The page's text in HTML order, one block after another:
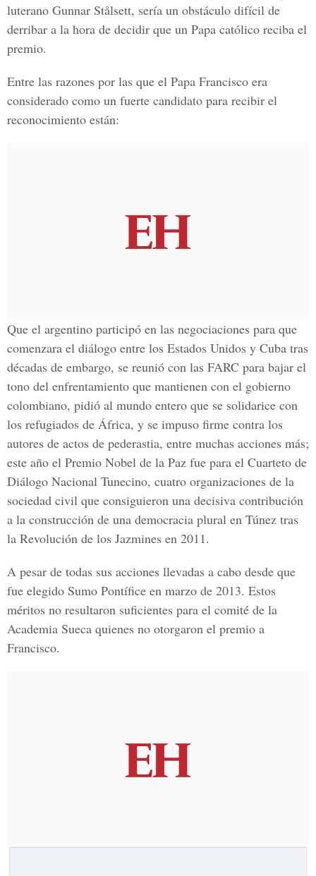
luterano Gunnar Stålsett, sería un obstáculo difícil de
derribar a la hora de decidir que un Papa católico reciba el
premio.
Entre las razones por las que el Papa Francisco era
considerado como un fuerte candidato para recibir el
reconocimiento están:
Que el argentino participó en las negociaciones para que
comenzara el diálogo entre los Estados Unidos y Cuba tras
décadas de embargo, se reunió con las FARC para bajar el
tono del enfrentamiento que mantienen con el gobierno
colombiano, pidió al mundo entero que se solidarice con
los refugiados de África, y se impuso firme contra los
autores de actos de pederastia, entre muchas acciones más;
este año el Premio Nobel de la Paz fue para el Cuarteto de
Diálogo Nacional Tunecino, cuatro organizaciones de la
sociedad civil que consiguieron una decisiva contribución
a la construcción de una democracia plural en Túnez tras
la Revolución de los Jazmines en 2011.
A pesar de todas sus acciones llevadas a cabo desde que
fue elegido Sumo Pontífice en marzo de 2013. Estos
méritos no resultaron suficientes para el comité de la
Academia Sueca quienes no otorgaron el premio a
Francisco.